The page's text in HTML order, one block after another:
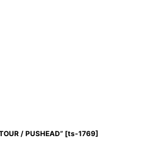
/ PUSHEAD” [ts-1769]